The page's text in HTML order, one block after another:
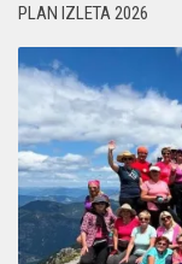
PLAN IZLETA 2026